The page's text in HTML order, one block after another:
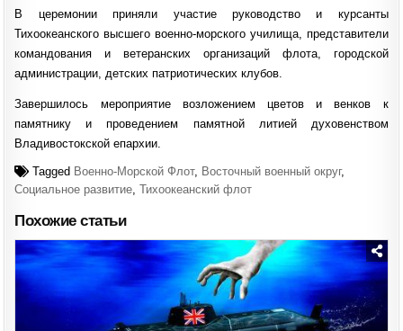
В церемонии приняли участие руководство и курсанты
Тихоокеанского высшего военно-морского училища, представители
командования и ветеранских организаций флота, городской
администрации, детских патриотических клубов.
Завершилось мероприятие возложением цветов и венков к
памятнику и проведением памятной литией духовенством
Владивостокской епархии.
Tagged Военно-Морской Флот, Восточный военный округ,
Социальное развитие,Тихоокеанский флот
Похожие статьи
Posted
in